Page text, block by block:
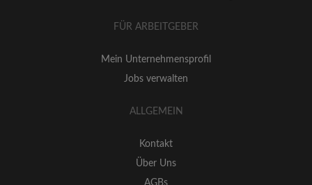
FÜR ARBEITGEBER
Mein Unternehmensprofil
Jobs verwalten
ALLGEMEIN
Kontakt
Über Uns
AGBs